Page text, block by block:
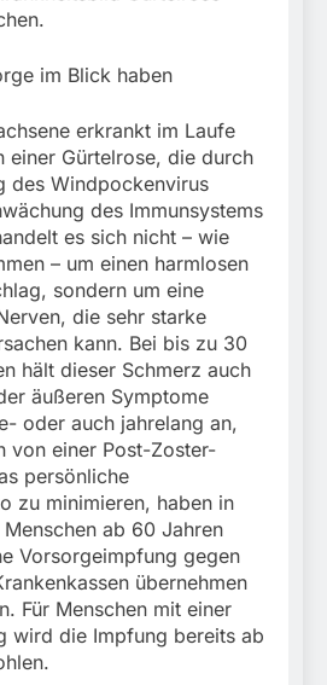
im Blick haben
erkrankt im Laufe
einer Gürtelrose, die durch
des Windpockenvirus
des Immunsystems
es sich nicht – wie
– um einen harmlosen
sondern um eine
die sehr starke
kann. Bei bis zu 30
hält dieser Schmerz auch
äußeren Symptome
oder auch jahrelang an,
von einer Post-Zoster-
persönliche
zu minimieren, haben in
ab 60 Jahren
Vorsorgeimpfung gegen
übernehmen
Für Menschen mit einer
wird die Impfung bereits ab